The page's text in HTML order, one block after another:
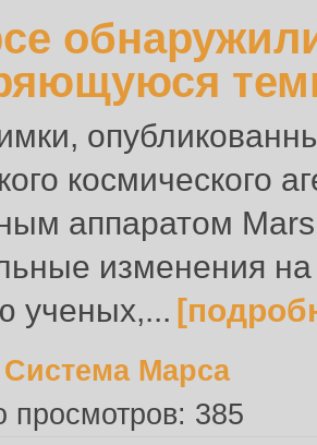
космического
аппаратом
изменения
ученых,...
Система Марса
просмотров: 385